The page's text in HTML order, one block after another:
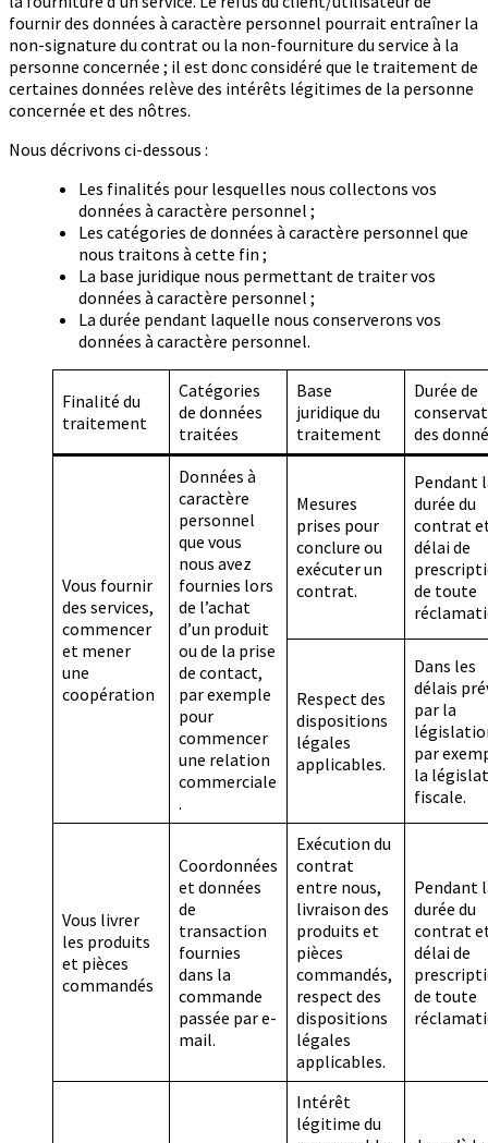
fournir des données à caractère personnel pourrait entraîner la
non-signature du contrat ou la non-fourniture du service à la
personne concernée ; il est donc considéré que le traitement de
certaines données relève des intérêts légitimes de la personne
concernée et des nôtres.
Nous décrivons ci-dessous :
Les finalités pour lesquelles nous collectons vos
données à caractère personnel ;
Les catégories de données à caractère personnel que
nous traitons à cette fin ;
La base juridique nous permettant de traiter vos
données à caractère personnel ;
La durée pendant laquelle nous conserverons vos
données à caractère personnel.
Finalité du
traitement
Catégories
de données
traitées
Base
juridique du
traitement
Durée de
des
Vous fournir
des services,
commencer
et mener
une
coopération
Données à
caractère
personnel
que vous
nous avez
fournies lors
de l’achat
d’un produit
ou de la prise
de contact,
par exemple
pour
commencer
une relation
commerciale
.
Mesures
prises pour
conclure ou
exécuter un
contrat.
Pendant
durée du
contrat
délai de
de toute
Respect des
dispositions
légales
applicables.
Dans les
délais
par la
par
la
fiscale.
Vous livrer
les produits
et pièces
commandés
Coordonnées
et données
de
transaction
fournies
dans la
commande
passée par e-
mail.
Exécution du
contrat
entre nous,
livraison des
produits et
pièces
commandés,
respect des
dispositions
légales
applicables.
Pendant
durée du
contrat
délai de
de toute
Intérêt
légitime du